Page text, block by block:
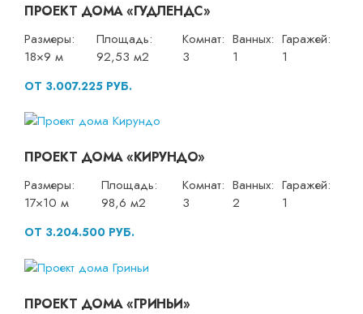
ПРОЕКТ ДОМА «ГУДЛЕНДС»
Размеры:
18×9 м
Площадь:
92,53 м2
Комнат:
3
Ванных:
1
Гаражей:
1
ОТ 3.007.225 РУБ.
ПРОЕКТ ДОМА «КИРУНДО»
Размеры:
17×10 м
Площадь:
98,6 м2
Комнат:
3
Ванных:
2
Гаражей:
1
ОТ 3.204.500 РУБ.
ПРОЕКТ ДОМА «ГРИНЬИ»